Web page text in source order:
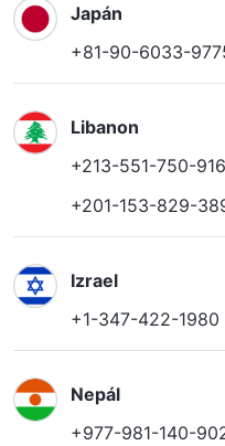
Japán
+81-90-6033-
Libanon
+213-551-750-916
+201-153-829-
Izrael
+1-347-422-1980
Nepál
+977-981-140-